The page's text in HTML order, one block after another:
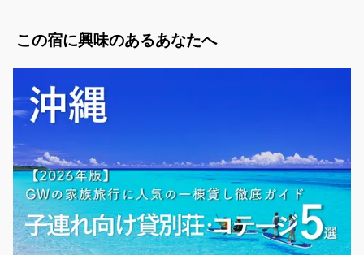
沖縄県(離島) / 宮古島・伊良部島
貸別荘ゆいゆい
料金：1泊（7名）￥45,000～
定員：9名
宮古島で特別なひとときを—「ゆいゆい」へようこそ！ さとうきび畑
と牧場に囲まれた一棟貸切タイプの宿「ゆいゆい」は、満点の星空と宮
古島の大自然を存分に楽しめる特別な空間です。 🌟 宿のおすすめポ
イ...
この宿に興味のあるあなたへ